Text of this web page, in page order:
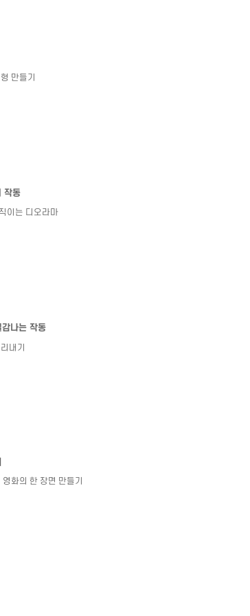
만들기
작동
이는 디오라마
나는 작동
내기
화의 한 장면 만들기